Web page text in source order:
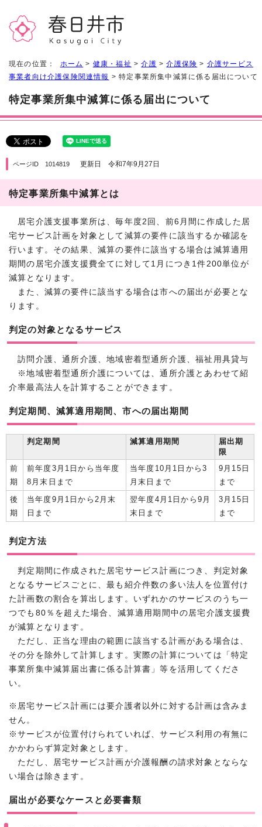
現在の位置： ホーム > 健康・福祉 >介護 >介護保険 > 介護サービス
事業者向け介護保険関連情報 > 特定事業所集中減算に係る届出について
特定事業所集中減算に係る届出について
ページID 1014819 更新日 令和7年9月27日
特定事業所集中減算とは
居宅介護支援事業所は、毎年度2回、前6月間に作成した居
宅サービス計画を対象として減算の要件に該当するか確認を
行います。その結果、減算の要件に該当する場合は減算適用
期間の居宅介護支援費全てに対して1月につき1件200単位が
減算となります。
また、減算の要件に該当する場合は市への届出が必要とな
ります。
判定の対象となるサービス
訪問介護、通所介護、地域密着型通所介護、福祉用具貸与
※地域密着型通所介護については、通所介護とあわせて紹
介率最高法人を計算することができます。
判定期間、減算適用期間、市への届出期間
判定期間 減算適用期間
届出期
限
前
期
前年度3月1日から当年度
8月末日まで
当年度10月1日から3
月末日まで
9月15日
まで
後
期
当年度9月1日から2月末
日まで
翌年度4月1日から9月
末日まで
3月15日
まで
判定方法
判定期間に作成された居宅サービス計画につき、判定対象
となるサービスごとに、最も紹介件数の多い法人を位置付け
た計画数の割合を算出します。いずれかのサービスのうち一
つでも80％を超えた場合、減算適用期間中の居宅介護支援費
が減算となります。
ただし、正当な理由の範囲に該当する計画がある場合は、
その分を除外して計算します。実際の計算については「特定
事業所集中減算届出書に係る計算書」等を活用してくださ
い。
※居宅サービス計画には要介護者以外に対する計画は含みま
せん。
※サービスが位置付けられていれば、サービス利用の有無に
かかわらず算定対象とします。
ただし、居宅サービス計画が介護報酬の請求対象とならな
い場合は除きます。
届出が必要なケースと必要書類